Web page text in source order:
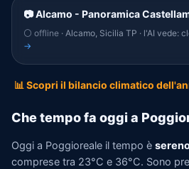
📷 Alcamo - Panoramica
⚪ offline · Alcamo, Sicilia TP · l'AI vede:
→
📊 Scopri il bilancio climatico
Che tempo fa oggi a
Oggi a Poggioreale il tempo è
comprese tra 23°C e 36°C. Sono